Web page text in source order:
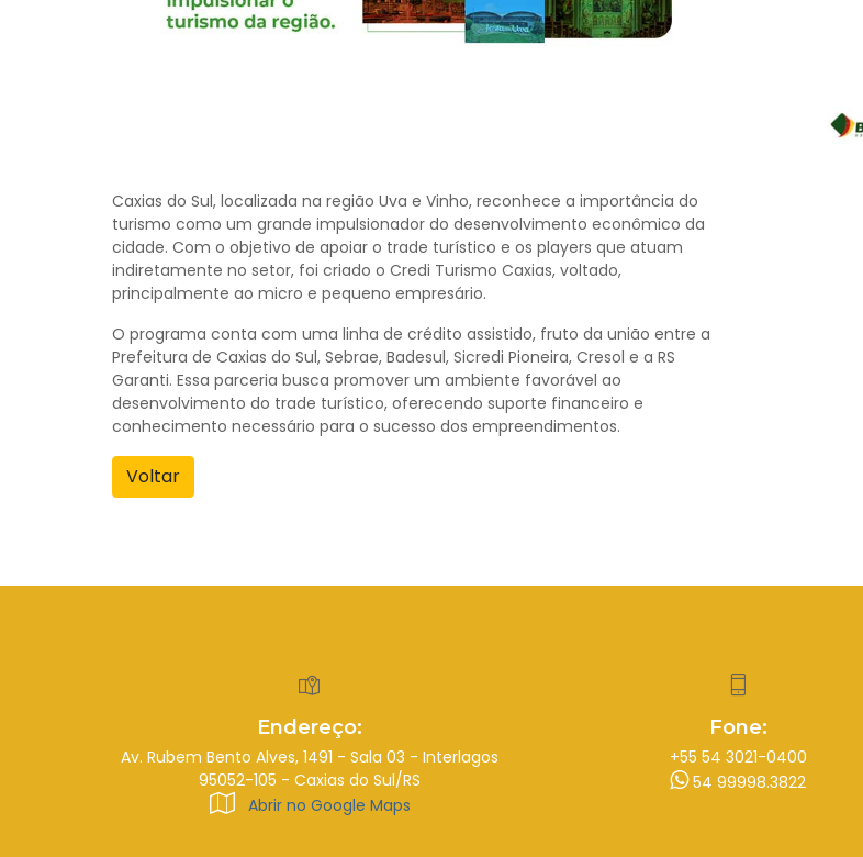
Caxias do Sul, localizada na região Uva e Vinho, reconhece a importância do
turismo como um grande impulsionador do desenvolvimento econômico da
cidade. Com o objetivo de apoiar o trade turístico e os players que atuam
indiretamente no setor, foi criado o Credi Turismo Caxias, voltado,
principalmente ao micro e pequeno empresário.
O programa conta com uma linha de crédito assistido, fruto da união entre a
Prefeitura de Caxias do Sul, Sebrae, Badesul, Sicredi Pioneira, Cresol e a RS
Garanti. Essa parceria busca promover um ambiente favorável ao
desenvolvimento do trade turístico, oferecendo suporte financeiro e
conhecimento necessário para o sucesso dos empreendimentos.
Voltar
Endereço:
Av. Rubem Bento Alves, 1491 - Sala 03 - Interlagos
95052-105 - Caxias do Sul/RS
Abrir no Google Maps
Fone:
+55 54 3021-0400
54 99998.3822